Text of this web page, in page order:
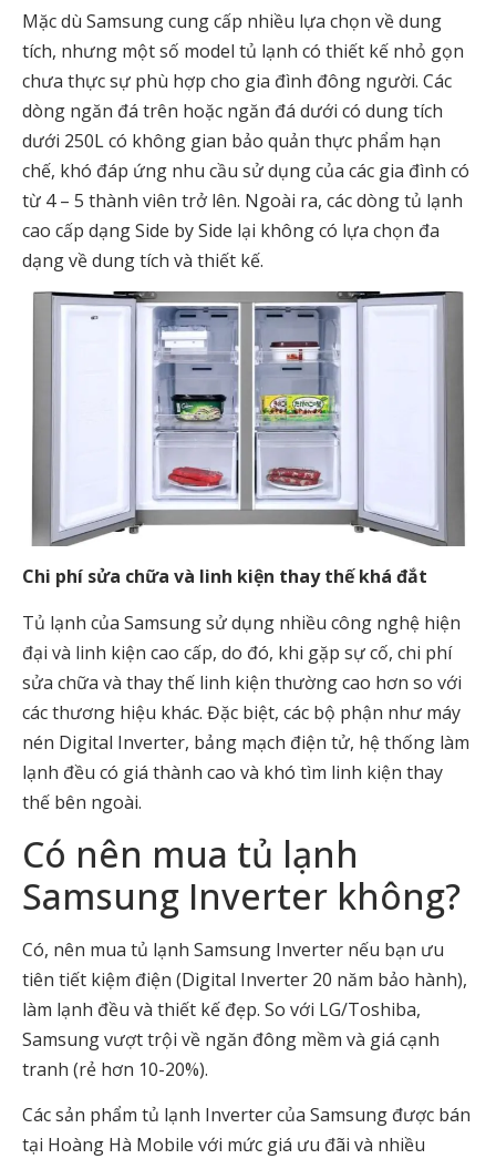
Mặc dù Samsung cung cấp nhiều lựa chọn về dung
tích, nhưng một số model tủ lạnh có thiết kế nhỏ gọn
chưa thực sự phù hợp cho gia đình đông người. Các
dòng ngăn đá trên hoặc ngăn đá dưới có dung tích
dưới 250L có không gian bảo quản thực phẩm hạn
chế, khó đáp ứng nhu cầu sử dụng của các gia đình có
từ 4 – 5 thành viên trở lên. Ngoài ra, các dòng tủ lạnh
cao cấp dạng Side by Side lại không có lựa chọn đa
dạng về dung tích và thiết kế.
Chi phí sửa chữa và linh kiện thay thế khá đắt
Tủ lạnh của Samsung sử dụng nhiều công nghệ hiện
đại và linh kiện cao cấp, do đó, khi gặp sự cố, chi phí
sửa chữa và thay thế linh kiện thường cao hơn so với
các thương hiệu khác. Đặc biệt, các bộ phận như máy
nén Digital Inverter, bảng mạch điện tử, hệ thống làm
lạnh đều có giá thành cao và khó tìm linh kiện thay
thế bên ngoài.
Có nên mua tủ lạnh
Samsung Inverter không?
Có, nên mua tủ lạnh Samsung Inverter nếu bạn ưu
tiên tiết kiệm điện (Digital Inverter 20 năm bảo hành),
làm lạnh đều và thiết kế đẹp. So với LG/Toshiba,
Samsung vượt trội về ngăn đông mềm và giá cạnh
tranh (rẻ hơn 10-20%).
Các sản phẩm tủ lạnh Inverter của Samsung được bán
tại Hoàng Hà Mobile với mức giá ưu đãi và nhiều